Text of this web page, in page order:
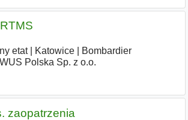
etat| Katowice|
Bombardier
Polska Sp. z o.o.
zaopatrzenia